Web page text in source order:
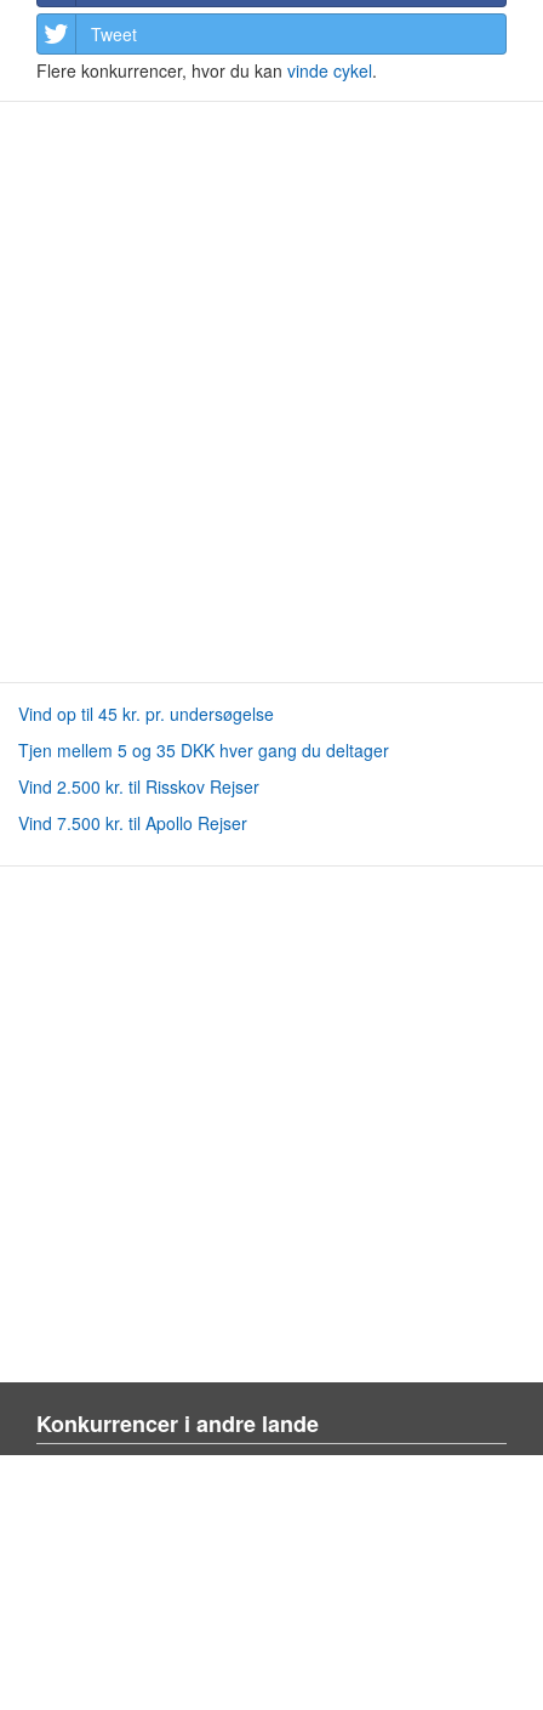
Tweet
Flere konkurrencer, hvor du kan vinde cykel.
Vind op til 45 kr. pr. undersøgelse
Tjen mellem 5 og 35 DKK hver gang du deltager
Vind 2.500 kr. til Risskov Rejser
Vind 7.500 kr. til Apollo Rejser
Konkurrencer i andre lande